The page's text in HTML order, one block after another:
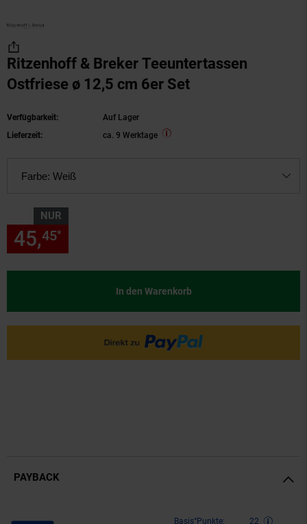
Ritzenhoff & Breker Teeuntertassen
Ostfriese ø 12,5 cm 6er Set
Verfügbarkeit:
Auf Lager
Lieferzeit:
ca. 9 Werktage
Farbe: Weiß
NUR
45,45*
In den Warenkorb
PAYBACK
Basis°Punkte:
22